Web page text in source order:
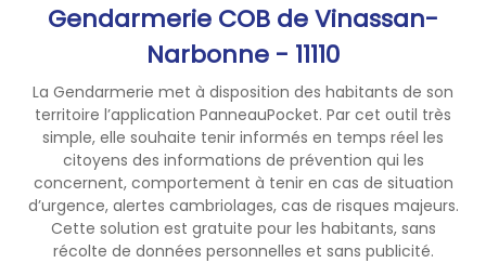
Gendarmerie COB de Vinassan-
Narbonne - 11110
La Gendarmerie met à disposition des habitants de son
territoire l’application PanneauPocket. Par cet outil très
simple, elle souhaite tenir informés en temps réel les
citoyens des informations de prévention qui les
concernent, comportement à tenir en cas de situation
d’urgence, alertes cambriolages, cas de risques majeurs.
Cette solution est gratuite pour les habitants, sans
récolte de données personnelles et sans publicité.